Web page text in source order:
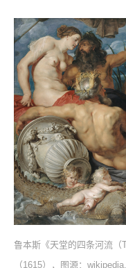
鲁本斯《天堂的四条河流（
（1615），图源：